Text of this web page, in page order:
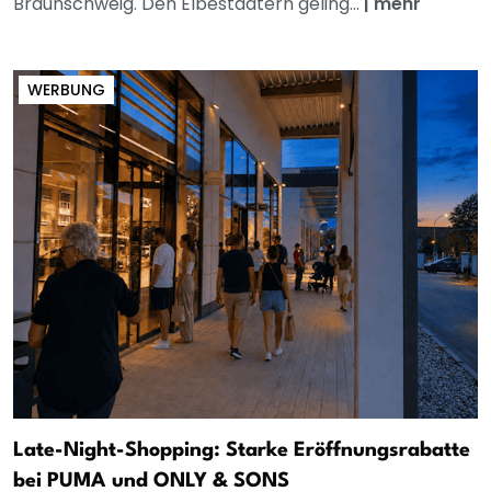
WERBUNG
Late-Night-Shopping: Starke Eröffnungsrabatte
bei PUMA und ONLY & SONS